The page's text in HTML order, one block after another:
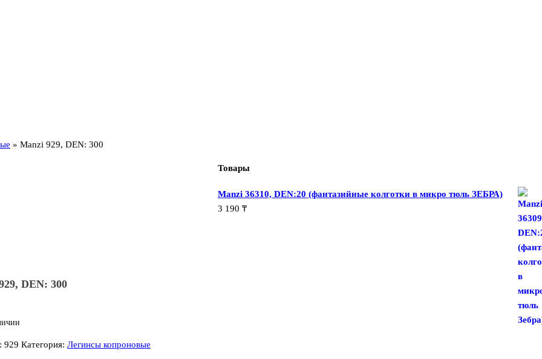
» Manzi 929, DEN: 300
DEN: 300
929 Категория: Легинсы копроновые
Товары
Manzi 36310, DEN:20 (фантазийные колготки в микро тюль ЗЕБРА)
3 190 ₸